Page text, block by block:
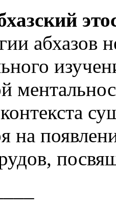
абхазов
на